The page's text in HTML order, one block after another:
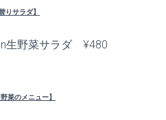
りサラダ】
生野菜サラダ ¥480
菜のメニュー】